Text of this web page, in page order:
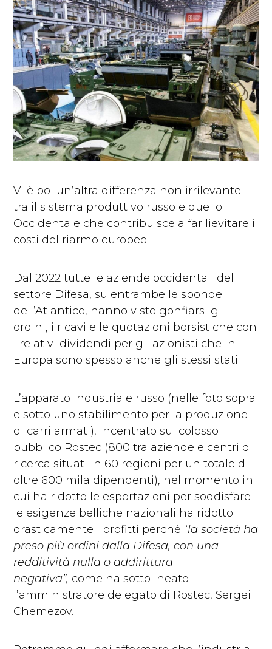
Vi è poi un’altra differenza non irrilevante
tra il sistema produttivo russo e quello
Occidentale che contribuisce a far lievitare i
costi del riarmo europeo.
Dal 2022 tutte le aziende occidentali del
settore Difesa, su entrambe le sponde
dell’Atlantico, hanno visto gonfiarsi gli
ordini, i ricavi e le quotazioni borsistiche con
i relativi dividendi per gli azionisti che in
Europa sono spesso anche gli stessi stati.
L’apparato industriale russo (nelle foto sopra
e sotto uno stabilimento per la produzione
di carri armati), incentrato sul colosso
pubblico Rostec (800 tra aziende e centri di
ricerca situati in 60 regioni per un totale di
oltre 600 mila dipendenti), nel momento in
cui ha ridotto le esportazioni per soddisfare
le esigenze belliche nazionali ha ridotto
drasticamente i profitti perché “la società ha
preso più ordini dalla Difesa, con una
redditività nulla o addirittura
negativa”, come ha sottolineato
l’amministratore delegato di Rostec, Sergei
Chemezov.